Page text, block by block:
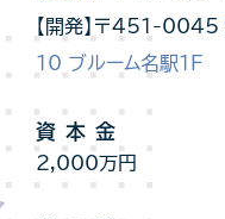
【開発】〒451-0045
10 ブルーム名駅1F
資本金
2,000万円